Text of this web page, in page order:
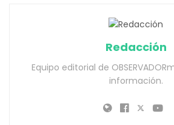
Redacción
Equipo editorial de
información.